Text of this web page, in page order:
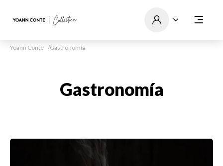
Yoann Conte Gastronomía
Gastronomía